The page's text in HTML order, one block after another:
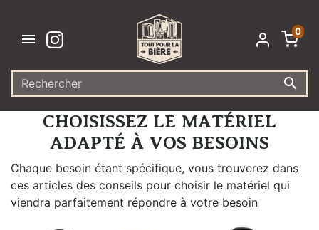


0
CHOISISSEZ LE MATÉRIEL
ADAPTÉ À VOS BESOINS
Chaque besoin étant spécifique, vous trouverez dans
ces articles des conseils pour choisir le matériel qui
viendra parfaitement répondre à votre besoin